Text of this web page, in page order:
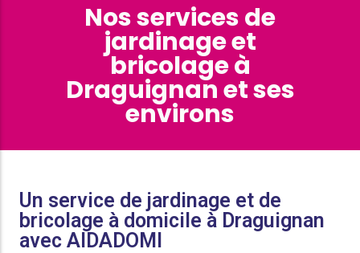
Nos services de
jardinage et
bricolage à
Draguignan et ses
environs
Un service de jardinage et de
bricolage à domicile à Draguignan
avec AIDADOMI